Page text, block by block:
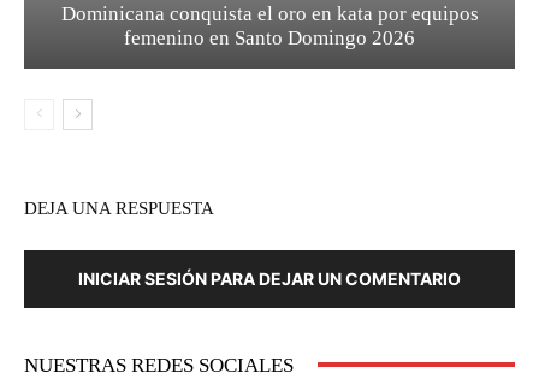
Dominicana conquista el oro en kata por equipos
femenino en Santo Domingo 2026
DEJA UNA RESPUESTA
INICIAR SESIÓN PARA DEJAR UN COMENTARIO
NUESTRAS REDES SOCIALES